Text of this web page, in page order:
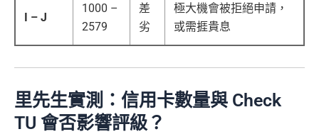
I – J
1000 –
2579
差
劣
極大機會被拒絕申請，
或需捱貴息
里先生實測：信用卡數量與 Check
TU 會否影響評級？